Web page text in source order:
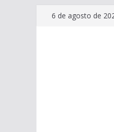
Saltar6 de agosto de